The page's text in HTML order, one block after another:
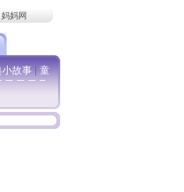
妈妈网
小故事|童